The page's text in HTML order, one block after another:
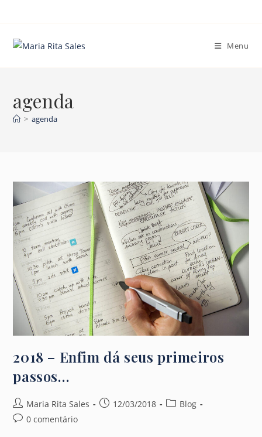
conteúdo
Menu
agenda
> agenda
2018 – Enfim dá seus primeiros
passos…
Autor
do
Maria Rita Sales
Post12/03/2018
Categoria
Blog
Comentários
0 comentário